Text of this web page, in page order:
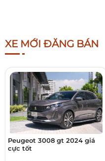
XE MỚI ĐĂNG BÁN
Peugeot 3008 gt 2024 giá
cực tốt